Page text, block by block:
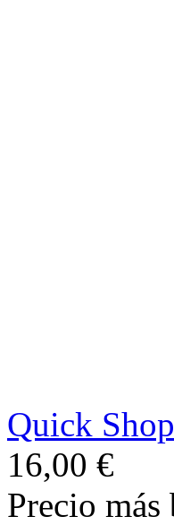
Quick Shop
16,00 €
Precio